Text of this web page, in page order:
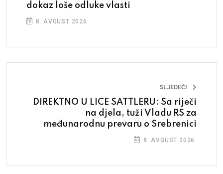
dokaz loše odluke vlasti
8. AVGUST 2026.
SLJEDEĆI
DIREKTNO U LICE SATTLERU: Sa riječi
na djela, tuži Vladu RS za
međunarodnu prevaru o Srebrenici
8. AVGUST 2026.